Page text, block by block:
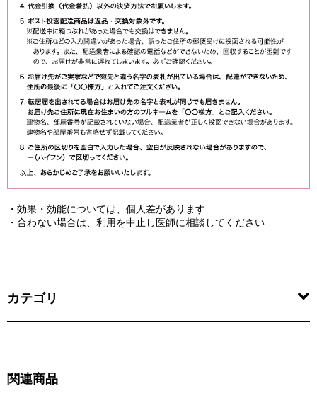
・効果・効能については、個人差があります
・合わない場合は、利用を中止し医師に相談してください
カテゴリ
関連商品